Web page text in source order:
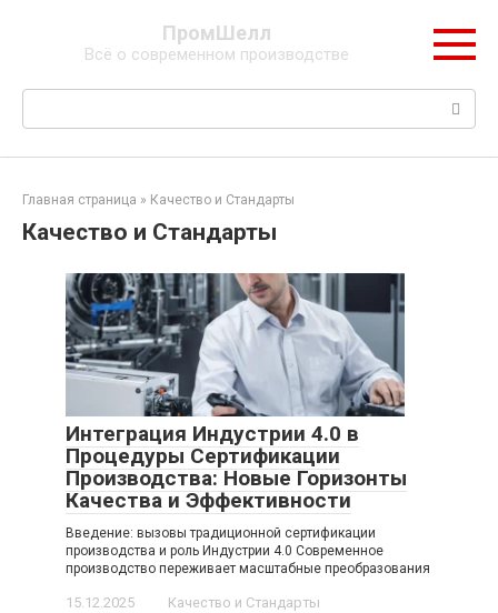
ПромШелл
Всё о современном производстве
Поиск:
Главная страница » Качество и Стандарты
Качество и Стандарты
Интеграция Индустрии 4.0 в
Процедуры Сертификации
Производства: Новые Горизонты
Качества и Эффективности
Введение: вызовы традиционной сертификации
производства и роль Индустрии 4.0 Современное
производство переживает масштабные преобразования
15.12.2025 Качество и Стандарты